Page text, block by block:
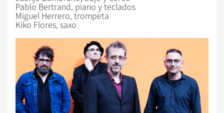
Pablo Bertrand, piano y teclados
Miguel Herrero, trompeta
Kiko Flores, saxo